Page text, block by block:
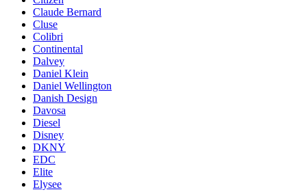
Claude Bernard
Cluse
Colibri
Continental
Dalvey
Daniel Klein
Daniel Wellington
Danish Design
Davosa
Diesel
Disney
DKNY
EDC
Elite
Elysee